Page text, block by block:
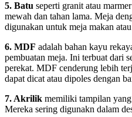
5. Batu seperti granit atau
mewah dan tahan lama. Meja
digunakan untuk meja makan
6. MDF adalah bahan kayu
pembuatan meja. Ini terbuat dari
perekat. MDF cenderung lebih
dapat dicat atau dipoles dengan
7. Akrilik memiliki tampilan yang
Mereka sering digunakn dalam